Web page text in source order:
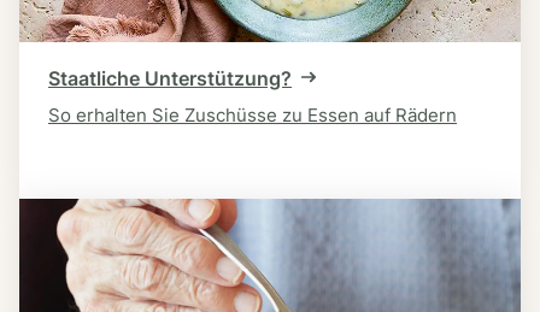
Staatliche Unterstützung?
So erhalten Sie Zuschüsse zu Essen auf Rädern